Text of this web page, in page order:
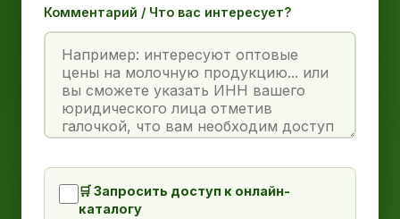
Комментарий / Что вас интересует?
🛒 Запросить доступ к онлайн-
каталогу